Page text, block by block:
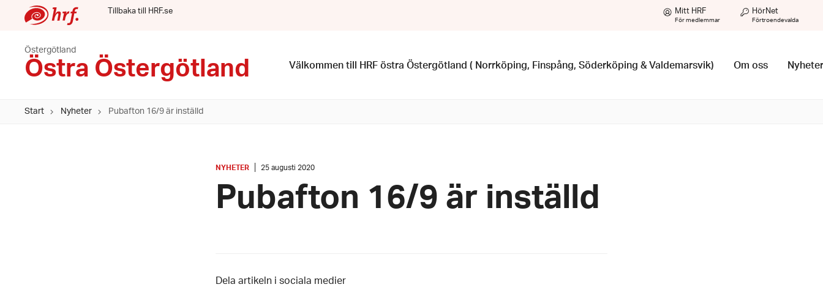
Tillbaka till HRF.se Mitt HRF
För medlemmar
HörNet
Förtroendevalda
Östergötland
Östra Östergötland Välkommen till HRF östra Östergötland ( Norrköping, Finspång, Söderköping & Valdemarsvik) Om oss Nyheter
Start Nyheter Pubafton 16/9 är inställd
KATEGORI
NYHETER
Datum:
augusti
2020
25 augusti 2020
Pubafton 16/9 är inställd
Dela artikeln i sociala medier